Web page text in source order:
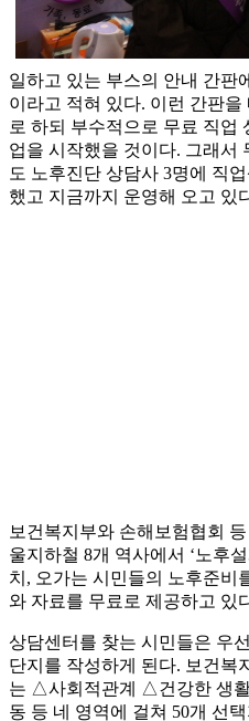
일하고 있는 부스의 안내 간판
이라고 적혀 있다. 이런 간판을
로 하되 부수적으로 무료 직업
업을 시작했을 것이다. 그래서
도 노후진단 상담사 3명에 직
했고 지금까지 운영해 오고 있
보건복지부와 손해보험협회
울지하철 8개 역사에서 ‘노후
치, 오가는 시민들의 노후준비
와 자료를 무료로 제공하고 있
상담센터를 찾는 시민들은 우
단지를 작성하게 된다. 보건복
는 △사회적관계 △건강한 생
동 등 네 영역에 걸쳐 50개 선